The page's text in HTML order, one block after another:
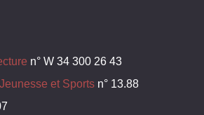
n° W 34 300 26 43
et Sports n° 13.88